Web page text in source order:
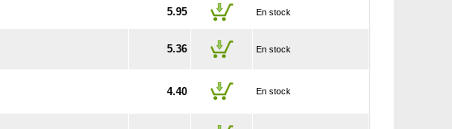
5.95 En stock
5.36 En stock
4.40 En stock